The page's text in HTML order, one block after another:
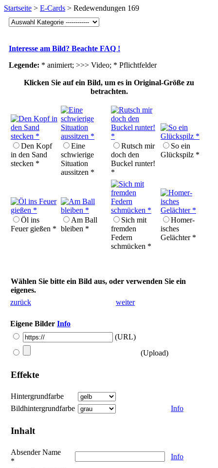
Startseite > E-Cards > Redewendungen 169
Interesse am Bild? Beachte FAQ !
Legende: * animiert; >>> Video; * Pflichtfelder
Klicken Sie auf ein Bild, um es in Original-Größe zu
betrachten.
Den Kopf
in den Sand
stecken *
Eine
schwierige
Situation
aussitzen *
Rutsch mir
doch den
Buckel runter!
*
So ein
Glückspilz *
Öl ins
Feuer gießen *
Am Ball
bleiben *
Sich mit
fremden
Federn
schmücken *
Homer­
isches
Gelächter *
Wählen Sie bitte ein Bild aus, oder verwenden Sie ein
eigenes.
zurück
weiter
Eigene Bilder Info
(URL)
(Upload)
Effekte
Hintergrundfarbe
Bildhintergrundfarbe
Info
Inhalt
Absender Name
*
Info